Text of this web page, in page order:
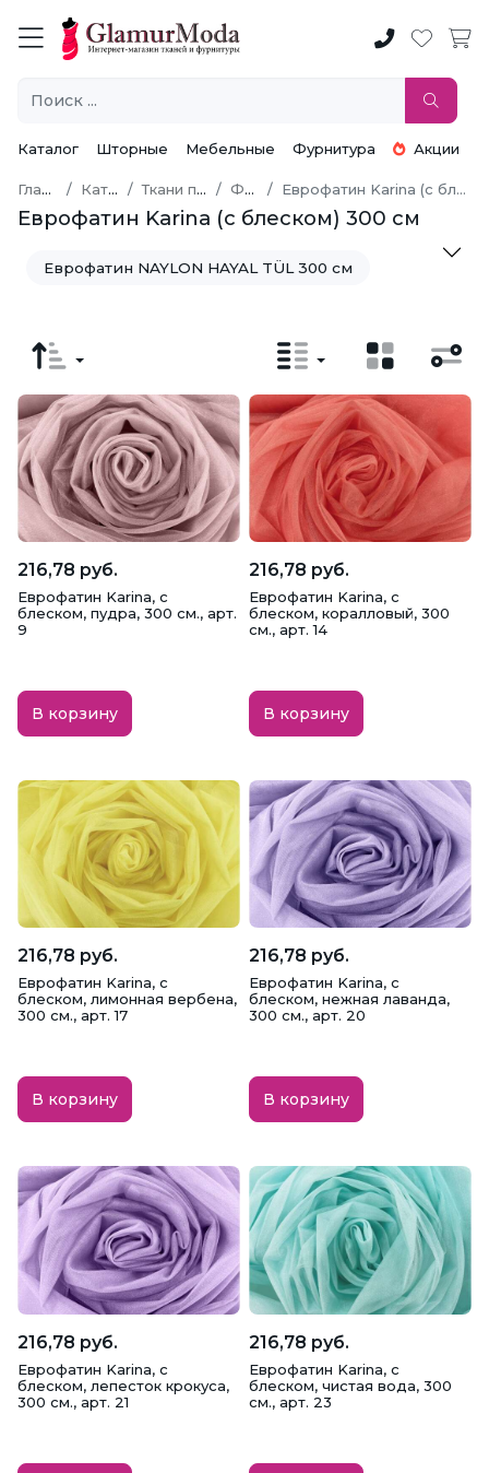
Каталог Шторные Мебельные Фурнитура Акции
Главная Каталог Ткани по типу Фатин Еврофатин Karina (с блеском) 300 см
Еврофатин Karina (с блеском) 300 см
Еврофатин NAYLON HAYAL TÜL 300 см
Еврофатин Hayel Life Tul 300 см
Еврофатин Karina (с блеском) 300 см
Еврофатин NİLÜFER Hayal 300 см
Сетка для платьев Сетка для подъюбников
Фатин Kristal средней жесткости 300 см
Фатин с глиттером Фатин сетка в горох
216,78 руб.
Еврофатин Karina, с
блеском, пудра, 300 см., арт.
9
В корзину
216,78 руб.
Еврофатин Karina, с
блеском, коралловый, 300
см., арт. 14
В корзину
216,78 руб.
Еврофатин Karina, с
блеском, лимонная вербена,
300 см., арт. 17
В корзину
216,78 руб.
Еврофатин Karina, с
блеском, нежная лаванда,
300 см., арт. 20
В корзину
216,78 руб.
Еврофатин Karina, с
блеском, лепесток крокуса,
300 см., арт. 21
216,78 руб.
Еврофатин Karina, с
блеском, чистая вода, 300
см., арт. 23